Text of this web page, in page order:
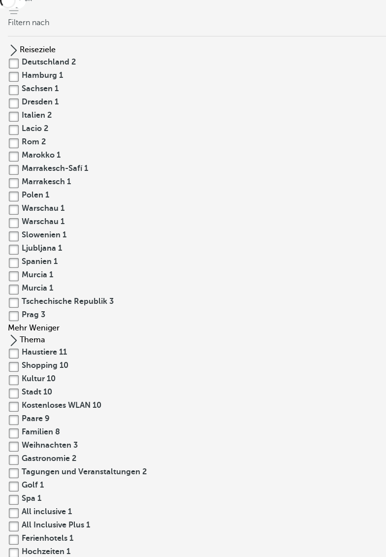
Filtern nach
Reiseziele
Deutschland 2
Hamburg 1
Sachsen 1
Dresden 1
Italien 2
Lacio 2
Rom 2
Marokko 1
Marrakesch-Safí1
Marrakesch 1
Polen 1
Warschau 1
Warschau 1
Slowenien 1
Ljubljana 1
Spanien 1
Murcia 1
Murcia 1
Tschechische Republik 3
Prag 3
Mehr Weniger
Thema
Haustiere 11
Shopping 10
Kultur 10
Stadt 10
Kostenloses WLAN 10
Paare 9
Familien 8
Weihnachten 3
Gastronomie 2
Tagungen und Veranstaltungen 2
Golf 1
Spa 1
All inclusive 1
All Inclusive Plus 1
Ferienhotels 1
Hochzeiten 1